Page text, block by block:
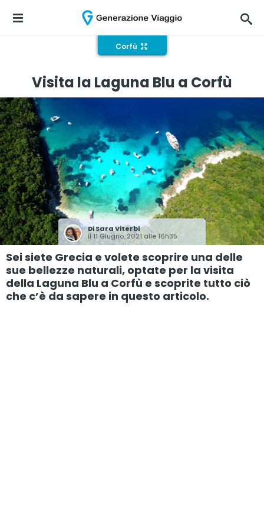
Corfù
Visita la Laguna Blu a Corfù
DiSara Viterbi
il 11 Giugno, 2021 alle 16h35
Sei siete Grecia e volete scoprire una delle
sue bellezze naturali, optate per la visita
della Laguna Blu a Corfù e scoprite tutto ciò
che c’è da sapere in questo articolo.